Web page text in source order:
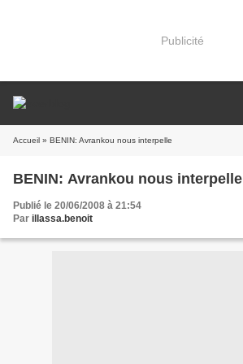
Publicité
Accueil » BENIN: Avrankou nous interpelle
BENIN: Avrankou nous interpelle
Publié le 20/06/2008 à 21:54
Par illassa.benoit